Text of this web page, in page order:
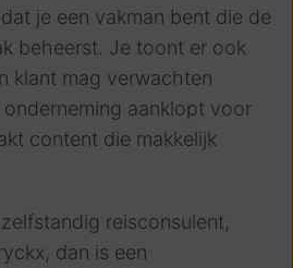
je een vakman bent die de
beheerst. Je toont er ook
klant mag verwachten
aanklopt voor
content die makkelijk
reisconsulent,
dan is een